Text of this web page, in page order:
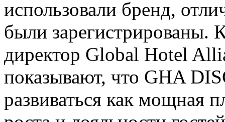
использовали бренд,
были зарегистрированы.
директор Global Hotel
показывают, что GHA
развиваться как мощная